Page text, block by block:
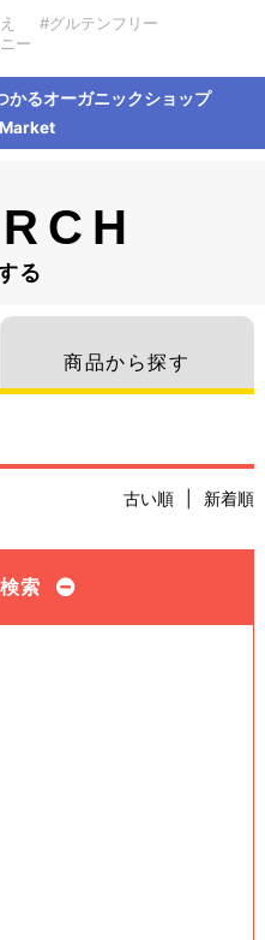
#グルテンフリー
ー
かるオーガニックショップ
る
商品から探す
古い順 新着順
索